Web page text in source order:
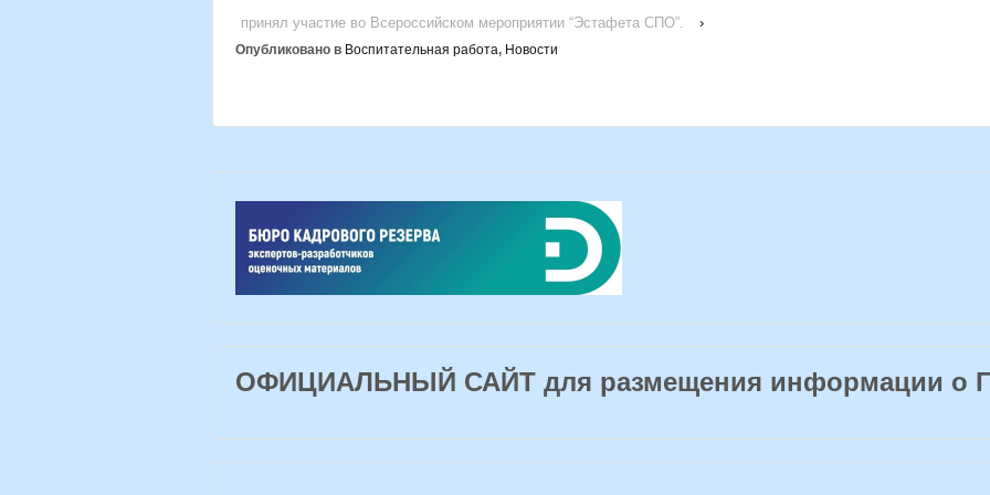
принял участие во Всероссийском мероприятии “Эстафета СПО”. ›
Опубликовано в Воспитательная работа, Новости
ОФИЦИАЛЬНЫЙ САЙТ для размещения информации о